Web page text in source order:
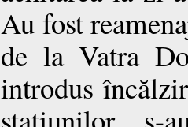
Au fost
de la Vatra
introdus
staţiunilor, s-